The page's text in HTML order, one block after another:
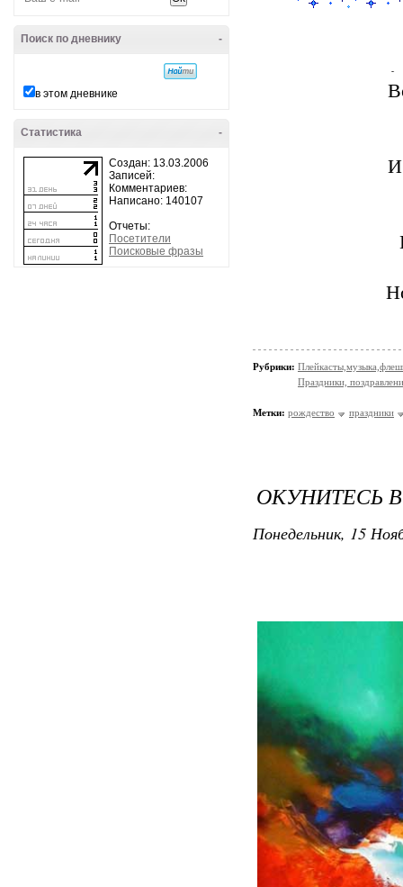
-
Поиск по дневнику
в этом дневнике
-
Статистика
Создан: 13.03.2006
Записей:
Комментариев:
Написано: 140107
Отчеты:
Посетители
Поисковые фразы
И
Рубрики:
Праздники,
Метки: рождество праздники
ОКУНИТЕСЬ
Понедельник, 15